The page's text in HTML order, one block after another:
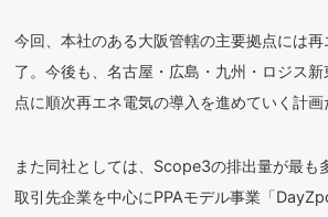
今回、本社のある大阪管轄の主要拠点には
了。今後も、名古屋・広島・九州・ロジス
点に順次再エネ電気の導入を進めていく計画
また同社としては、Scope3の排出量が最も
取引先企業を中心にPPAモデル事業「